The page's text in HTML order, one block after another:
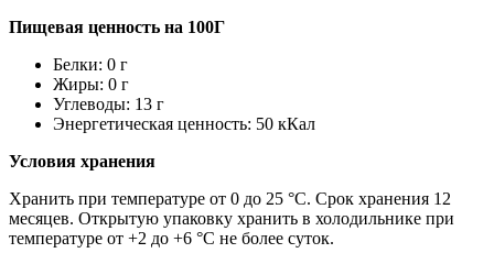
Пищевая ценность на 100Г
Белки: 0 г
Жиры: 0 г
Углеводы: 13 г
Энергетическая ценность: 50 кКал
Условия хранения
Хранить при температуре от 0 до 25 °C. Срок хранения 12
месяцев. Открытую упаковку хранить в холодильнике при
температуре от +2 до +6 °C не более суток.